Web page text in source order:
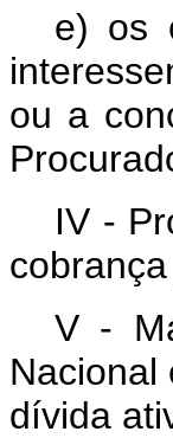
e) os
ou a
IV -
V -
Nacional
dívida